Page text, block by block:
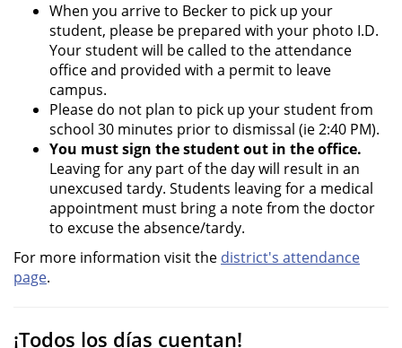
When you arrive to Becker to pick up your
student, please be prepared with your photo I.D.
Your student will be called to the attendance
office and provided with a permit to leave
campus.
Please do not plan to pick up your student from
school 30 minutes prior to dismissal (ie 2:40 PM).
You must sign the student out in the office.
Leaving for any part of the day will result in an
unexcused tardy. Students leaving for a medical
appointment must bring a note from the doctor
to excuse the absence/tardy.
For more information visit the district's attendance
page.
¡Todos los días cuentan!